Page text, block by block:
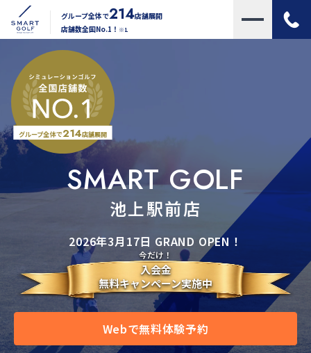
グループ全体で214店舗展開
店舗数全国No.1！ ※1
グループ全体で214店舗展開
SMART GOLF
池上駅前店
2026年3月17日 GRAND OPEN！
今だけ！
入会金
無料キャンペーン実施中
Webで無料体験予約